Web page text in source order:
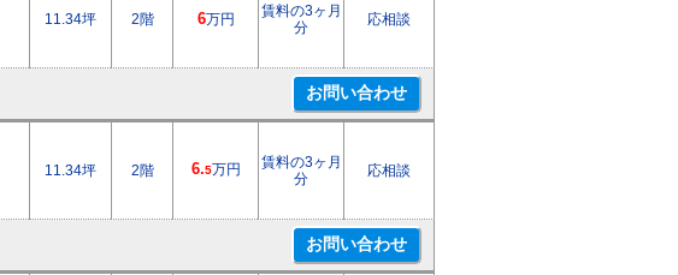
11.34坪 2階 6万円
賃料の3ヶ月
分
応相談
11.34坪 2階 6.5万円
賃料の3ヶ月
分
応相談